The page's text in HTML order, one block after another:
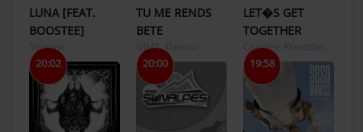
LUNA [FEAT.
BOOSTEE]
Slimane
TU ME RENDS
BETE
GIMS, Damso
LET�S GET
TOGETHER
20:02 20:00 19:58